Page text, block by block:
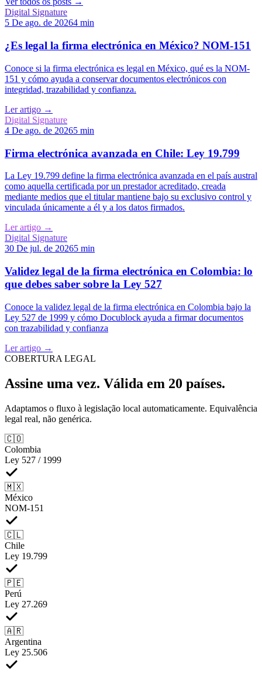
Digital Signature
5 De ago. de 20264 min
¿Es legal la firma electrónica en México? NOM-151
Conoce si la firma electrónica es legal en México, qué es la NOM-
151 y cómo ayuda a conservar documentos electrónicos con
integridad, trazabilidad y confianza.
Ler artigo →
Digital Signature
4 De ago. de 20265 min
Firma electrónica avanzada en Chile: Ley 19.799
La Ley 19.799 define la firma electrónica avanzada en el país austral
como aquella certificada por un prestador acreditado, creada
mediante medios que el titular mantiene bajo su exclusivo control y
vinculada únicamente a él y a los datos firmados.
Ler artigo →
Digital Signature
30 De jul. de 20265 min
Validez legal de la firma electrónica en Colombia: lo
que debes saber sobre la Ley 527
Conoce la validez legal de la firma electrónica en Colombia bajo la
Ley 527 de 1999 y cómo Docublock ayuda a firmar documentos
con trazabilidad y confianza
Ler artigo →
COBERTURA LEGAL
Assine uma vez. Válida em 20 países.
Adaptamos o fluxo à legislação local automaticamente. Equivalência
legal real, não genérica.
🇨🇴
Colombia
Ley 527 / 1999
🇲🇽
México
NOM-151
🇨🇱
Chile
Ley 19.799
🇵🇪
Perú
Ley 27.269
🇦🇷
Argentina
Ley 25.506